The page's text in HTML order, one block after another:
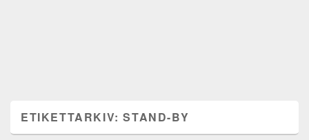
ETIKETTARKIV:STAND-BY